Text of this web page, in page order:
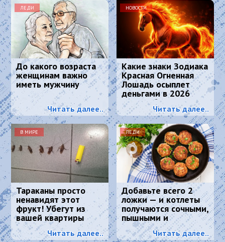
ЛЕДИ
До какого возраста
женщинам важно
иметь мужчину
Читать далее..
НОВОСТИ
Какие знаки Зодиака
Красная Огненная
Лошадь осыплет
деньгами в 2026
году: 4 баловня
СудьбыЧитать далее..
В МИРЕ
Тараканы просто
ненавидят этот
фрукт! Убегут из
вашей квартиры
навсегда
Читать далее..
ЛЕДИ
Добавьте всего 2
ложки — и котлеты
получаются сочными,
пышными и
вкусными:
кулинарный секрет
Читать далее..